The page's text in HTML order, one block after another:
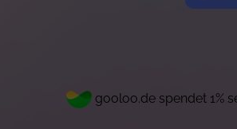
gooloo.de spendet 1%